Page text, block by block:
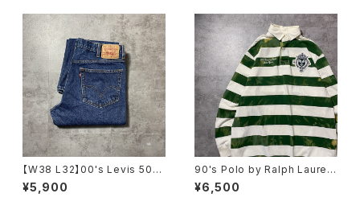
【W38 L32】00's Levis 505
リーバイス ジッパーフライ ス
トレート 濃紺 デニムパン
¥5,900
90's Polo by Ralph Lauren
ポロバイラルフローレン 刺繍×
ワッペン ボーダー ラガーシ
¥6,500